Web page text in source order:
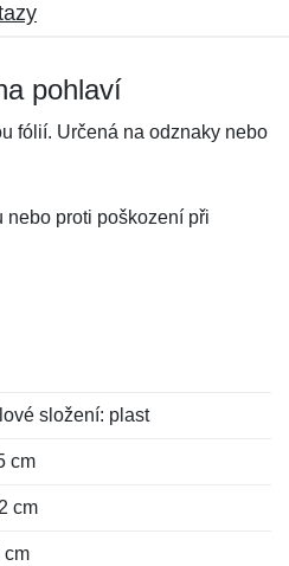
pohlaví
fólií. Určená na odznaky nebo
proti poškození při
složení: plast
cm
cm
cm